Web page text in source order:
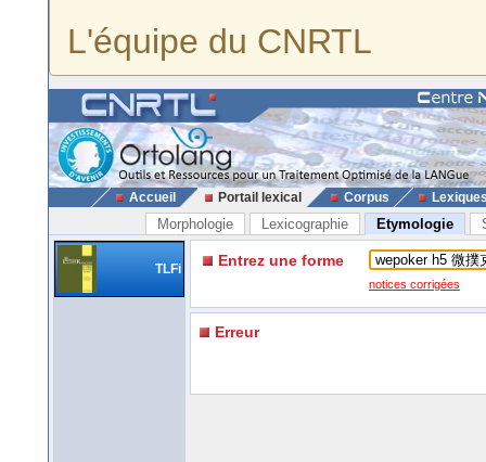
L'équipe du CNRTL
Accueil Portail lexical Corpus
Morphologie Lexicographie Etymologie
TLFi Entrez une forme
notices corrigées
Erreur